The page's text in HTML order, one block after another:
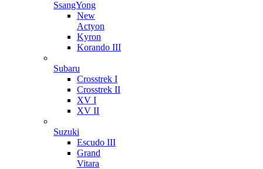
SsangYong
New
Actyon
Kyron
Korando III
Subaru
Crosstrek I
Crosstrek II
XV I
XV II
Suzuki
Escudo III
Grand
Vitara